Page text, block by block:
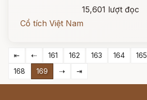
15,601 lượt đọc
Cổ tích Việt Nam
⇤ ⇠ 161 162 163 164 165
168
169 ⇢ ⇥